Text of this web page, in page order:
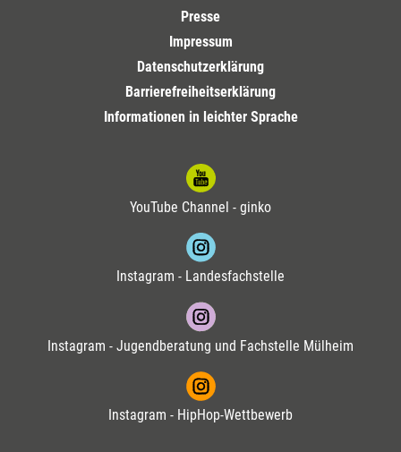
Presse
Impressum
Datenschutzerklärung
Barrierefreiheitserklärung
Informationen in leichter Sprache
YouTube Channel - ginko
Instagram - Landesfachstelle
Instagram - Jugendberatung und Fachstelle Mülheim
Instagram - HipHop-Wettbewerb